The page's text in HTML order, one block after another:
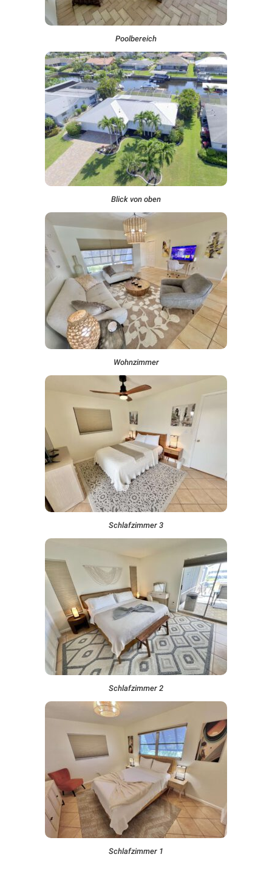
Poolbereich
Blick von oben
Wohnzimmer
Schlafzimmer 3
Schlafzimmer 2
Schlafzimmer 1